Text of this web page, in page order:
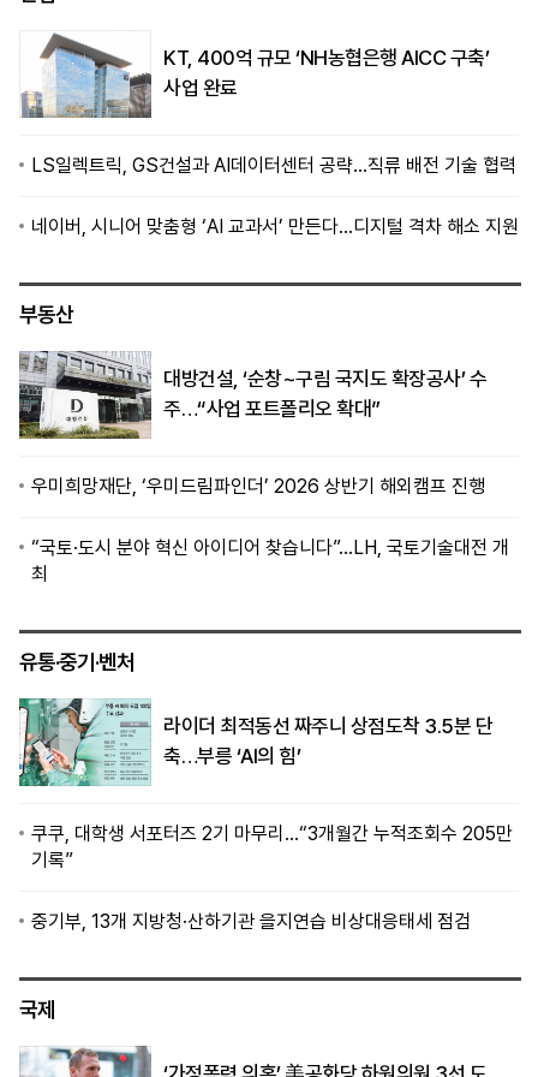
KT, 400억 규모 ‘NH농협은행 AICC 구축’
사업 완료
LS일렉트릭, GS건설과 AI데이터센터 공략…직류 배전 기술 협력
네이버, 시니어 맞춤형 ‘AI 교과서’ 만든다…디지털 격차 해소 지원
부동산
대방건설, ‘순창~구림 국지도 확장공사’ 수
주…“사업 포트폴리오 확대”
우미희망재단, ‘우미드림파인더’ 2026 상반기 해외캠프 진행
“국토·도시 분야 혁신 아이디어 찾습니다”…LH, 국토기술대전 개
최
유통·중기·벤처
라이더 최적동선 짜주니 상점도착 3.5분 단
축…부릉 ‘AI의 힘’
쿠쿠, 대학생 서포터즈 2기 마무리…“3개월간 누적조회수 205만
기록”
중기부, 13개 지방청·산하기관 을지연습 비상대응태세 점검
국제